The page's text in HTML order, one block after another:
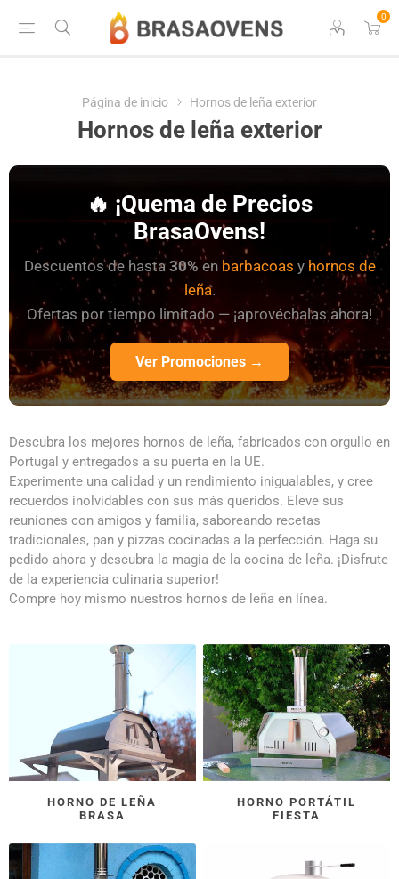
0
Página de inicio Hornos de leña exterior
Hornos de leña exterior
🔥 ¡Quema de Precios
BrasaOvens!
Descuentos de hasta 30% en barbacoas y hornos de
leña.
Ofertas por tiempo limitado — ¡aprovéchalas ahora!
Ver Promociones →
Descubra los mejores hornos de leña, fabricados con orgullo en
Portugal y entregados a su puerta en la UE.
Experimente una calidad y un rendimiento inigualables, y cree
recuerdos inolvidables con sus más queridos. Eleve sus
reuniones con amigos y familia, saboreando recetas
tradicionales, pan y pizzas cocinadas a la perfección. Haga su
pedido ahora y descubra la magia de la cocina de leña. ¡Disfrute
de la experiencia culinaria superior!
Compre hoy mismo nuestros hornos de leña en línea.
HORNO DE LEÑA
BRASA
HORNO PORTÁTIL
FIESTA